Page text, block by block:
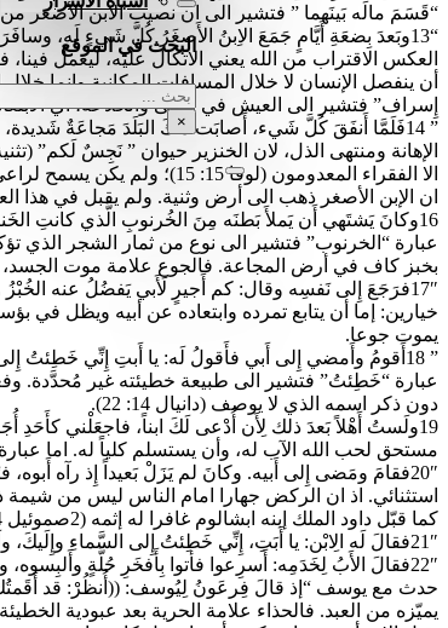
البحث في الموقع
بحث
×
“قَسَمَ مالَه بَينَهما ” فتشير الى ان نصيب الابن الأصغر من الميراث الذي يبلغ ثلث
“13وبَعدَ بِضعَةِ أَيَّامٍ جَمَعَ الاِبنُ الأَصغَرُ كُلَّ شَيءٍ لَه،
العكس الاقتراب من الله يعني الاتكال عليه، ليعمل
أن ينفصل الإنسان لا خلال المسافات المكانية وإنما
إِسراف” فتشير الى العيش في الزنى والخلاعة، أي
ان الإبن الأصغر ذهب الى أرض وثنية. ولم يقبل في هذا
عبارة “الخرنوب” فتشير الى نوع من ثمار الشجر الذي
بخبز كاف في أرض المجاعة. فالجوع علامة موت
17″فرَجَعَ إِلى نَفسِه وقال: كم أَجيرٍ لَأَبي يَفضُلُ عنه
خيارين: إما أن يتابع تمرده وابتعاده عن أبيه ويظل في
يموت جوعا.
” 18أَقومُ وأَمضي إِلى أَبي فأَقولُ لَه: يا أَبتِ إِنِّي خَطِئتُ
عبارة “خَطِئتُ” فتشير الى طبيعة خطيئته غير مُحدَّدة.
دون ذكر اسمه الذي لا يوصف (دانيال 14: 22).
19ولَستُ أَهْلاً بَعدَ ذلك لِأَن أُدْعى لَكَ ابناً، فاجعَلْني كأَحَدِ
مستحق لحب الله الآب له، وأن يستسلم كلياً له. اما
استثنائي. اذ ان الركض جهارا امام الناس ليس من
كما قبّل داود الملك إبنه ابشالوم غافرا له إثمه (2صموئيل 14: 33).
21″فقالَ لَه الِابْن: يا أَبَتِ، إِنِّي خَطِئتُ إِلى السَّماءِ وإِلَيكَ، ولَستُ أَهْلاً بَعدَ ذلِكَ لأَن أُدْعى لَكَ ابناً.”: تشير هذه الآية الى ان الخطيئة جعلت الابن ينظر إلى أبيه كسيّد، وهو كخادم.
22″فقالَ الأَبُ لِخَدَمِه: أَسرِعوا فأتوا بِأَفخَرِ حُلَّةٍ
يميّزه من العبد. فالحذاء علامة الحرية بعد عبودية